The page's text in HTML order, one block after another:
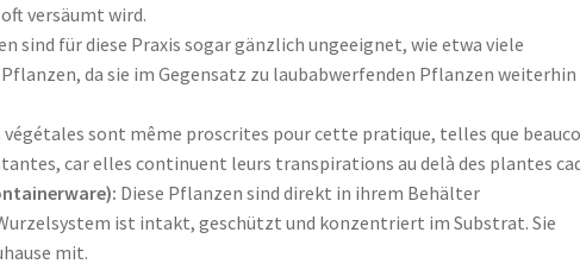
versäumt wird.
sind für diese Praxis sogar gänzlich ungeeignet, wie etwa viele
da sie im Gegensatz zu laubabwerfenden Pflanzen weiterhin
végétales sont même proscrites pour cette pratique, telles que
car elles continuent leurs transpirations au delà des plantes
Diese Pflanzen sind direkt in ihrem Behälter
ist intakt, geschützt und konzentriert im Substrat. Sie
mit.